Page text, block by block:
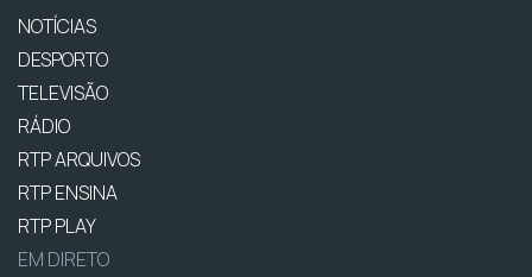
NOTÍCIAS
DESPORTO
TELEVISÃO
RÁDIO
RTP ARQUIVOS
RTP ENSINA
RTP PLAY
EM DIRETO